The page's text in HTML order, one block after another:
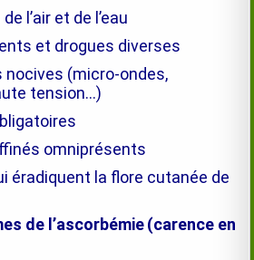
l’air et de l’eau
et drogues diverses
nocives (micro-ondes,
tension…)
omniprésents
éradiquent la flore cutanée de
de l’ascorbémie(carence en